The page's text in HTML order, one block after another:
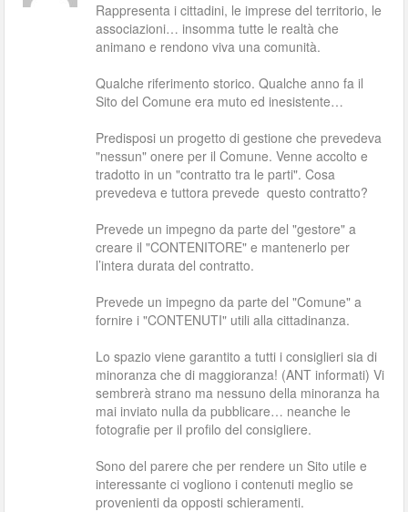
Rappresenta i cittadini, le imprese del territorio, le
associazioni… insomma tutte le realtà che
animano e rendono viva una comunità.
Qualche riferimento storico. Qualche anno fa il
Sito del Comune era muto ed inesistente…
Predisposi un progetto di gestione che prevedeva
"nessun" onere per il Comune. Venne accolto e
tradotto in un "contratto tra le parti". Cosa
prevedeva e tuttora prevede questo contratto?
Prevede un impegno da parte del "gestore" a
creare il "CONTENITORE" e mantenerlo per
l’intera durata del contratto.
Prevede un impegno da parte del "Comune" a
fornire i "CONTENUTI" utili alla cittadinanza.
Lo spazio viene garantito a tutti i consiglieri sia di
minoranza che di maggioranza! (ANT informati) Vi
sembrerà strano ma nessuno della minoranza ha
mai inviato nulla da pubblicare… neanche le
fotografie per il profilo del consigliere.
Sono del parere che per rendere un Sito utile e
interessante ci vogliono i contenuti meglio se
provenienti da opposti schieramenti.